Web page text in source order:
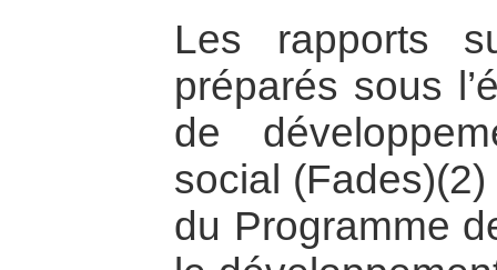
Les rapports
préparés sous
de
social
du Programme